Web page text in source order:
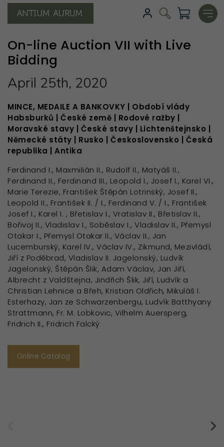
On-line Auction VII with Live
Bidding
April 25th, 2020
MINCE, MEDAILE A BANKOVKY | Období vlády
Habsburků | České země | Rodové ražby |
Moravské stavy | České stavy | Lichtenštejnsko |
Německé státy | Rusko | Československo | Česká
republika
| Antika
Ferdinand I., Maxmilián II., Rudolf II., Matyáš II.,
Ferdinand II., Ferdinand III., Leopold I., Josef I., Karel VI.,
Marie Terezie, František Štěpán Lotrinský, Josef II.,
Leopold II., František II. / I., Ferdinand V. / I., František
Josef I., Karel I. , Břetislav I., Vratislav II., Břetislav II.,
Bořivoj II., Vladislav I., Soběslav I., Vladislav II., Přemysl
Otakar I., Přemysl Otakar II., Václav II., Jan
Lucemburský, Karel IV., Václav IV., Zikmund, Mezivládí,
Jiří z Poděbrad, Vladislav II. Jagelonský, Ludvík
Jagelonský, Štěpán Šlik, Adam Václav, Jan Jiří,
Albrecht z Valdštejna, Jindřich Šlik, Jiří, Ludvík a
Christian Lehnice a Břeh, Kristian Oldřich, Mikuláš I.
Esterhazy, Jan ze Schwarzenbergu, Ludvík Batthyany
Strattmann, Fr. M. Lobkovic, Vilhelm Auersperg,
Fridrich II., Fridrich Falcký
Online Catalog